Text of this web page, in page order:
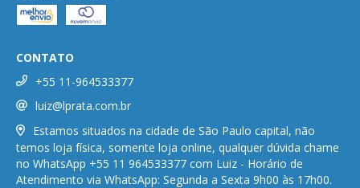
CONTATO
+55 11-964533377
luiz@lprata.com.br
Estamos situados na cidade de São Paulo capital, não
temos loja física, somente loja online, qualquer dúvida chame
no WhatsApp +55 11 964533377 com Luiz - Horário de
Atendimento via WhatsApp: Segunda a Sexta 9h00 às 17h00.